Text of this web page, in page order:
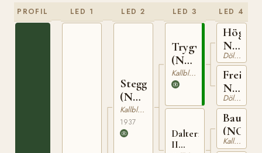
PROFIL LED 1 LED 2
Stegg
(NO)
T-169
Kallblodig Travare
1937
LED 3
Trygve
(NO)
T-66
Kallblodig Travare
Dalterna
II
LED 4
Högnar
N
1208
Dölehäst
Freia
N
5446
Dölehäst
Baus
(NO)
Kallblodig Travare